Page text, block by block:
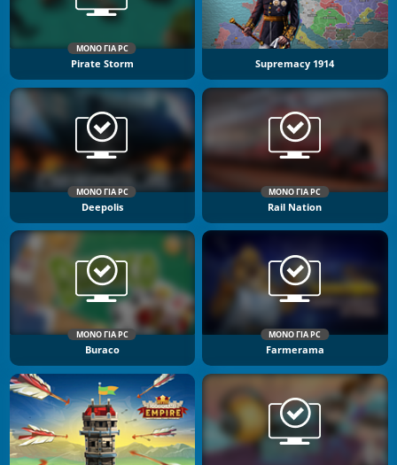
ΜΌΝΟ ΓΙΑ PC
Pirate Storm Supremacy 1914
ΜΌΝΟ ΓΙΑ PC
Deepolis
ΜΌΝΟ ΓΙΑ PC
Rail Nation
ΜΌΝΟ ΓΙΑ PC
Buraco
ΜΌΝΟ ΓΙΑ PC
Farmerama